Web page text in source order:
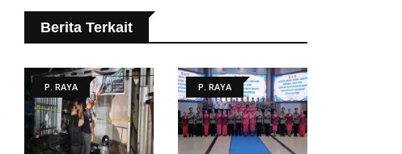
Berita Terkait
P. RAYA P. RAYA